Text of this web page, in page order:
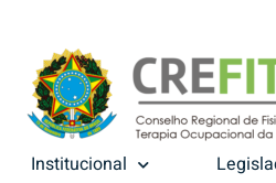
Institucional